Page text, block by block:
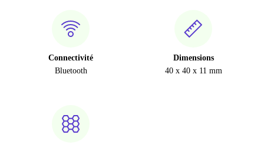
Connectivité
Bluetooth
Dimensions
40 x 40 x 11 mm